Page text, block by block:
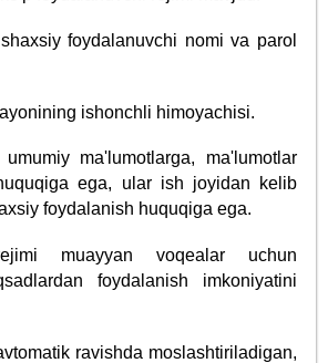
foydalanuvchi nomi va parol
ishonchli himoyachisi.
ma'lumotlarga, ma'lumotlar
ega, ular ish joyidan kelib
foydalanish huquqiga ega.
muayyan voqealar uchun
foydalanish imkoniyatini
ravishda moslashtiriladigan,